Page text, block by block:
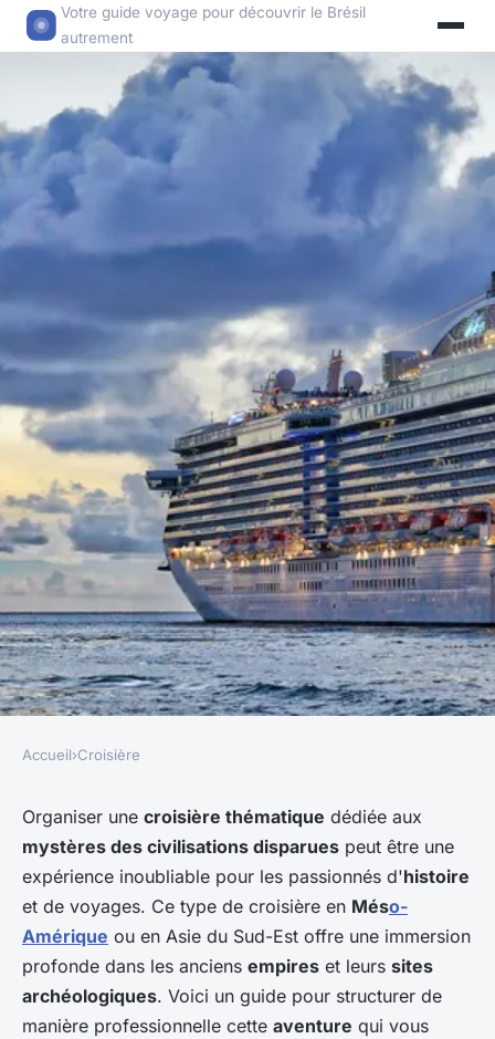
Votre guide voyage pour découvrir le Brésil
autrement
Comment organiser une
croisière thématique sur les
mystères des civilisations
disparues?
18 mai 2024
Accueil›Croisière
Organiser une croisière thématique dédiée aux
mystères des civilisations disparues peut être une
expérience inoubliable pour les passionnés d'histoire
et de voyages. Ce type de croisière en Méso-
Amérique ou en Asie du Sud-Est offre une immersion
profonde dans les anciens empires et leurs sites
archéologiques. Voici un guide pour structurer de
manière professionnelle cette aventure qui vous